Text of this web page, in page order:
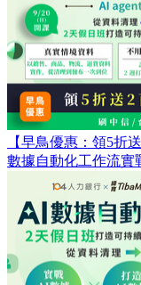
【早鳥優惠：領5折
數據自動化工作流實